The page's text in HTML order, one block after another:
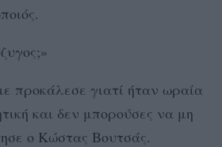
προκάλεσε γιατί ήταν ωραία
και δεν μπορούσες να μη
ο Κώστας Βουτσάς.